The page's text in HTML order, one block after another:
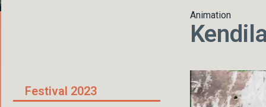
Festival 2023
Animation